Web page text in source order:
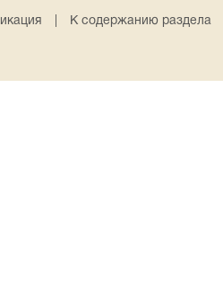
К содержанию раздела